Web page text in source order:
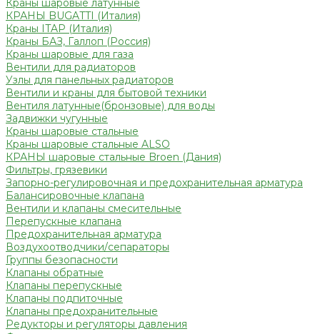
Краны шаровые латунные
КРАНЫ BUGATTI (Италия)
Краны ITAP (Италия)
Краны БАЗ, Галлоп (Россия)
Краны шаровые для газа
Вентили для радиаторов
Узлы для панельных радиаторов
Вентили и краны для бытовой техники
Вентиля латунные(бронзовые) для воды
Задвижки чугунные
Краны шаровые стальные
Краны шаровые стальные ALSO
КРАНЫ шаровые стальные Broen (Дания)
Фильтры, грязевики
Запорно-регулировочная и предохранительная арматура
Балансировочные клапана
Вентили и клапаны смесительные
Перепускные клапана
Предохранительная арматура
Воздухоотводчики/сепараторы
Группы безопасности
Клапаны обратные
Клапаны перепускные
Клапаны подпиточные
Клапаны предохранительные
Редукторы и регуляторы давления